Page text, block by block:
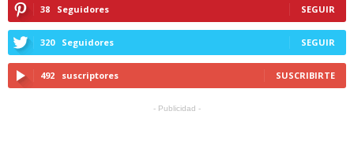
38 Seguidores SEGUIR
320 Seguidores SEGUIR
492 suscriptores SUSCRIBIRTE
- Publicidad -